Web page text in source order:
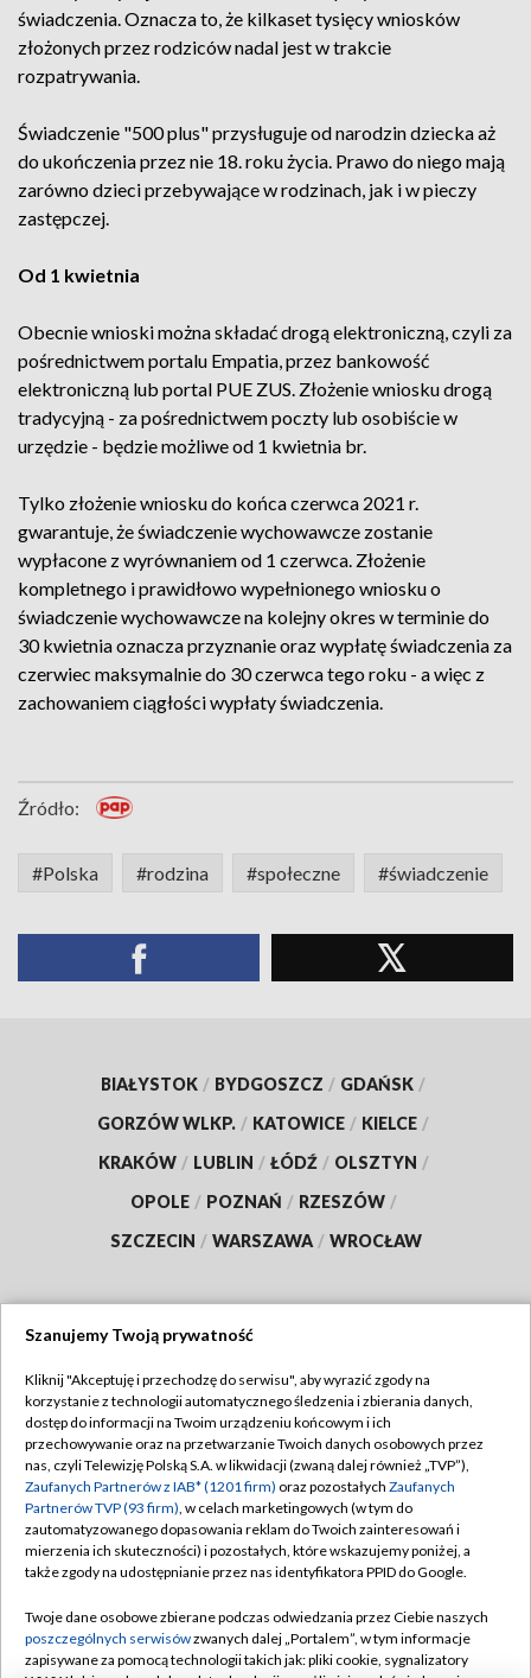
świadczenia. Oznacza to, że kilkaset tysięcy wniosków
złożonych przez rodziców nadal jest w trakcie
rozpatrywania.
Świadczenie "500 plus" przysługuje od narodzin dziecka aż
do ukończenia przez nie 18. roku życia. Prawo do niego mają
zarówno dzieci przebywające w rodzinach, jak i w pieczy
zastępczej.
Od 1 kwietnia
Obecnie wnioski można składać drogą elektroniczną, czyli za
pośrednictwem portalu Empatia, przez bankowość
elektroniczną lub portal PUE ZUS. Złożenie wniosku drogą
tradycyjną - za pośrednictwem poczty lub osobiście w
urzędzie - będzie możliwe od 1 kwietnia br.
Tylko złożenie wniosku do końca czerwca 2021 r.
gwarantuje, że świadczenie wychowawcze zostanie
wypłacone z wyrównaniem od 1 czerwca. Złożenie
kompletnego i prawidłowo wypełnionego wniosku o
świadczenie wychowawcze na kolejny okres w terminie do
30 kwietnia oznacza przyznanie oraz wypłatę świadczenia za
czerwiec maksymalnie do 30 czerwca tego roku - a więc z
zachowaniem ciągłości wypłaty świadczenia.
Źródło:
#Polska #rodzina #społeczne #świadczenie
BIAŁYSTOK / BYDGOSZCZ / GDAŃSK /
GORZÓW WLKP. / KATOWICE / KIELCE /
KRAKÓW / LUBLIN / ŁÓDŹ / OLSZTYN /
OPOLE / POZNAŃ / RZESZÓW /
SZCZECIN / WARSZAWA / WROCŁAW
TVP
Abonament TVP
Emisja w TVP
Centrum informacji TVP
Naziemna Telewizja Cyfrowa
Rada Programowa
System NOS
Regulamin TVP
Polityka prywatności
Moje zgody
Pomoc
Kontakt
Szanujemy Twoją prywatność
Kliknij "Akceptuję i przechodzę do serwisu", aby wyrazić zgody na
korzystanie z technologii automatycznego śledzenia i zbierania danych,
dostęp do informacji na Twoim urządzeniu końcowym i ich
przechowywanie oraz na przetwarzanie Twoich danych osobowych przez
nas, czyli Telewizję Polską S.A. w likwidacji (zwaną dalej również „TVP”),
Zaufanych Partnerów z IAB* (1201 firm) oraz pozostałych Zaufanych
Partnerów TVP (93 firm), w celach marketingowych (w tym do
zautomatyzowanego dopasowania reklam do Twoich zainteresowań i
mierzenia ich skuteczności) i pozostałych, które wskazujemy poniżej, a
także zgody na udostępnianie przez nas identyfikatora PPID do Google.
Twoje dane osobowe zbierane podczas odwiedzania przez Ciebie naszych
poszczególnych serwisówzwanych dalej „Portalem”, w tym informacje
zapisywane za pomocą technologii takich jak: pliki cookie, sygnalizatory